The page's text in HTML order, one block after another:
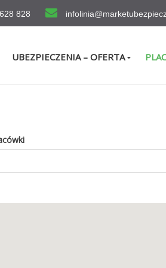
828
UBEZPIECZENIA – OFERTA